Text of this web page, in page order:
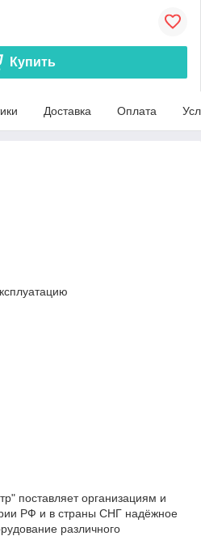
Купить
Доставка Оплата
поставляет организациям и
РФ и в страны СНГ надёжное
различного